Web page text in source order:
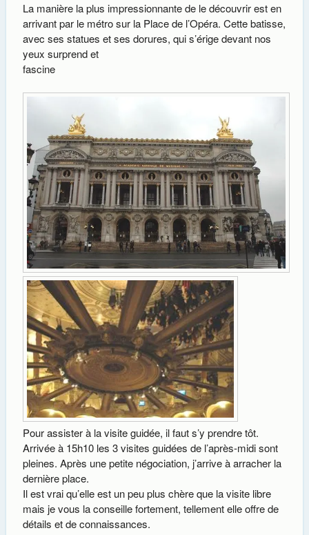
La manière la plus impressionnante de le découvrir est en
arrivant par le métro sur la Place de l’Opéra. Cette batisse,
avec ses statues et ses dorures, qui s’érige devant nos
yeux surprend et
fascine
Pour assister à la visite guidée, il faut s’y prendre tôt.
Arrivée à 15h10 les 3 visites guidées de l’après-midi sont
pleines. Après une petite négociation, j’arrive à arracher la
dernière place.
Il est vrai qu’elle est un peu plus chère que la visite libre
mais je vous la conseille fortement, tellement elle offre de
détails et de connaissances.